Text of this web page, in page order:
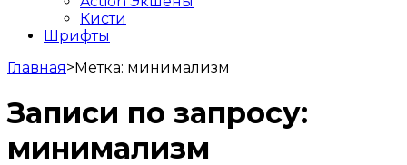
Кисти
Шрифты
Главная>Метка: минимализм
Записи по запросу:
минимализм